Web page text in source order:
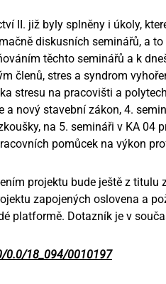
II. již byly splněny i úkoly,
diskusních seminářů, a
těchto seminářů a k
členů, stres a syndrom
stresu na pracovišti a
a nový stavební zákon, 4.
na 5. semináři v KA 04
pomůcek na výkon
projektu bude ještě z titulu
zapojených oslovena a
platformě. Dotazník je v
0.0/18_094/0010197